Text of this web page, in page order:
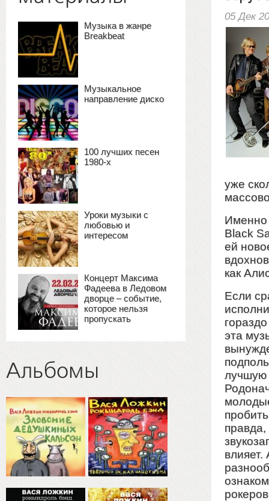
Музыка в жанре
Breakbeat
Музыкальное
направление диско
100 лучших песен
1980-х
Уроки музыки с
любовью и
интересом
Концерт Максима
Фадеева в Ледовом
дворце – событие,
которое нельзя
пропускать
Альбомы
05 Дек
уже
Именно
Black
ей
как
Если
эта
лучшую
правда,